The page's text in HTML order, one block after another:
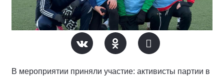
В мероприятии приняли участие: активисты партии в